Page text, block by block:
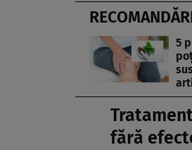
5
fără